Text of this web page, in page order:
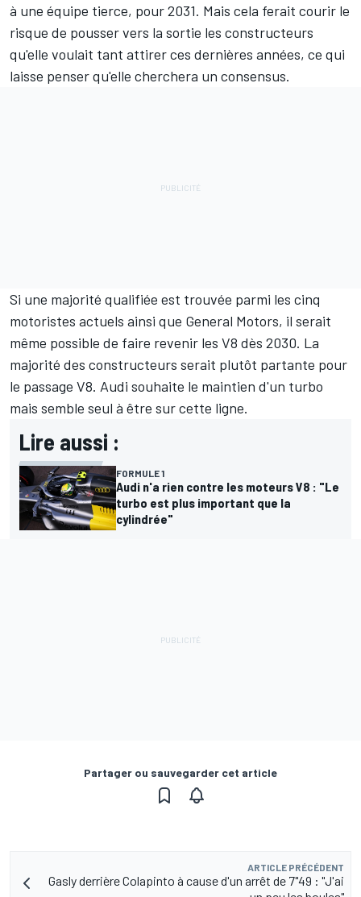
à une équipe tierce, pour 2031. Mais cela ferait courir le
risque de pousser vers la sortie les constructeurs
qu'elle voulait tant attirer ces dernières années, ce qui
laisse penser qu'elle cherchera un consensus.
Si une majorité qualifiée est trouvée parmi les cinq
motoristes actuels ainsi que General Motors, il serait
même possible de faire revenir les V8 dès 2030. La
majorité des constructeurs serait plutôt partante pour
le passage V8. Audi souhaite le maintien d'un turbo
mais semble seul à être sur cette ligne.
Lire aussi :
FORMULE 1
Audi n'a rien contre les moteurs V8 : "Le
turbo est plus important que la
cylindrée"
Partager ou sauvegarder cet article
ARTICLE PRÉCÉDENT
Gasly derrière Colapinto à cause d'un arrêt de 7"49 : "J'ai